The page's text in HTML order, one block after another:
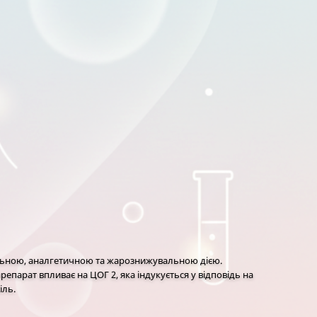
аналгетичною та жарознижувальною дією.
впливає на ЦОГ 2, яка індукується у відповідь на